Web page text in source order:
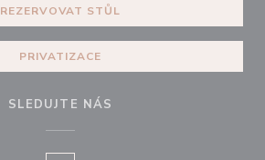
REZERVOVAT STŮL
PRIVATIZACE
SLEDUJTE NÁS